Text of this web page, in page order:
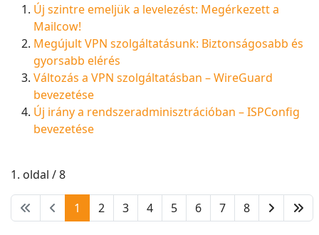
Új szintre emeljük a levelezést: Megérkezett a
Mailcow!
Megújult VPN szolgáltatásunk: Biztonságosabb és
gyorsabb elérés
Változás a VPN szolgáltatásban – WireGuard
bevezetése
Új irány a rendszeradminisztrációban – ISPConfig
bevezetése
1. oldal / 8
1 2 3 4 5 6 7 8